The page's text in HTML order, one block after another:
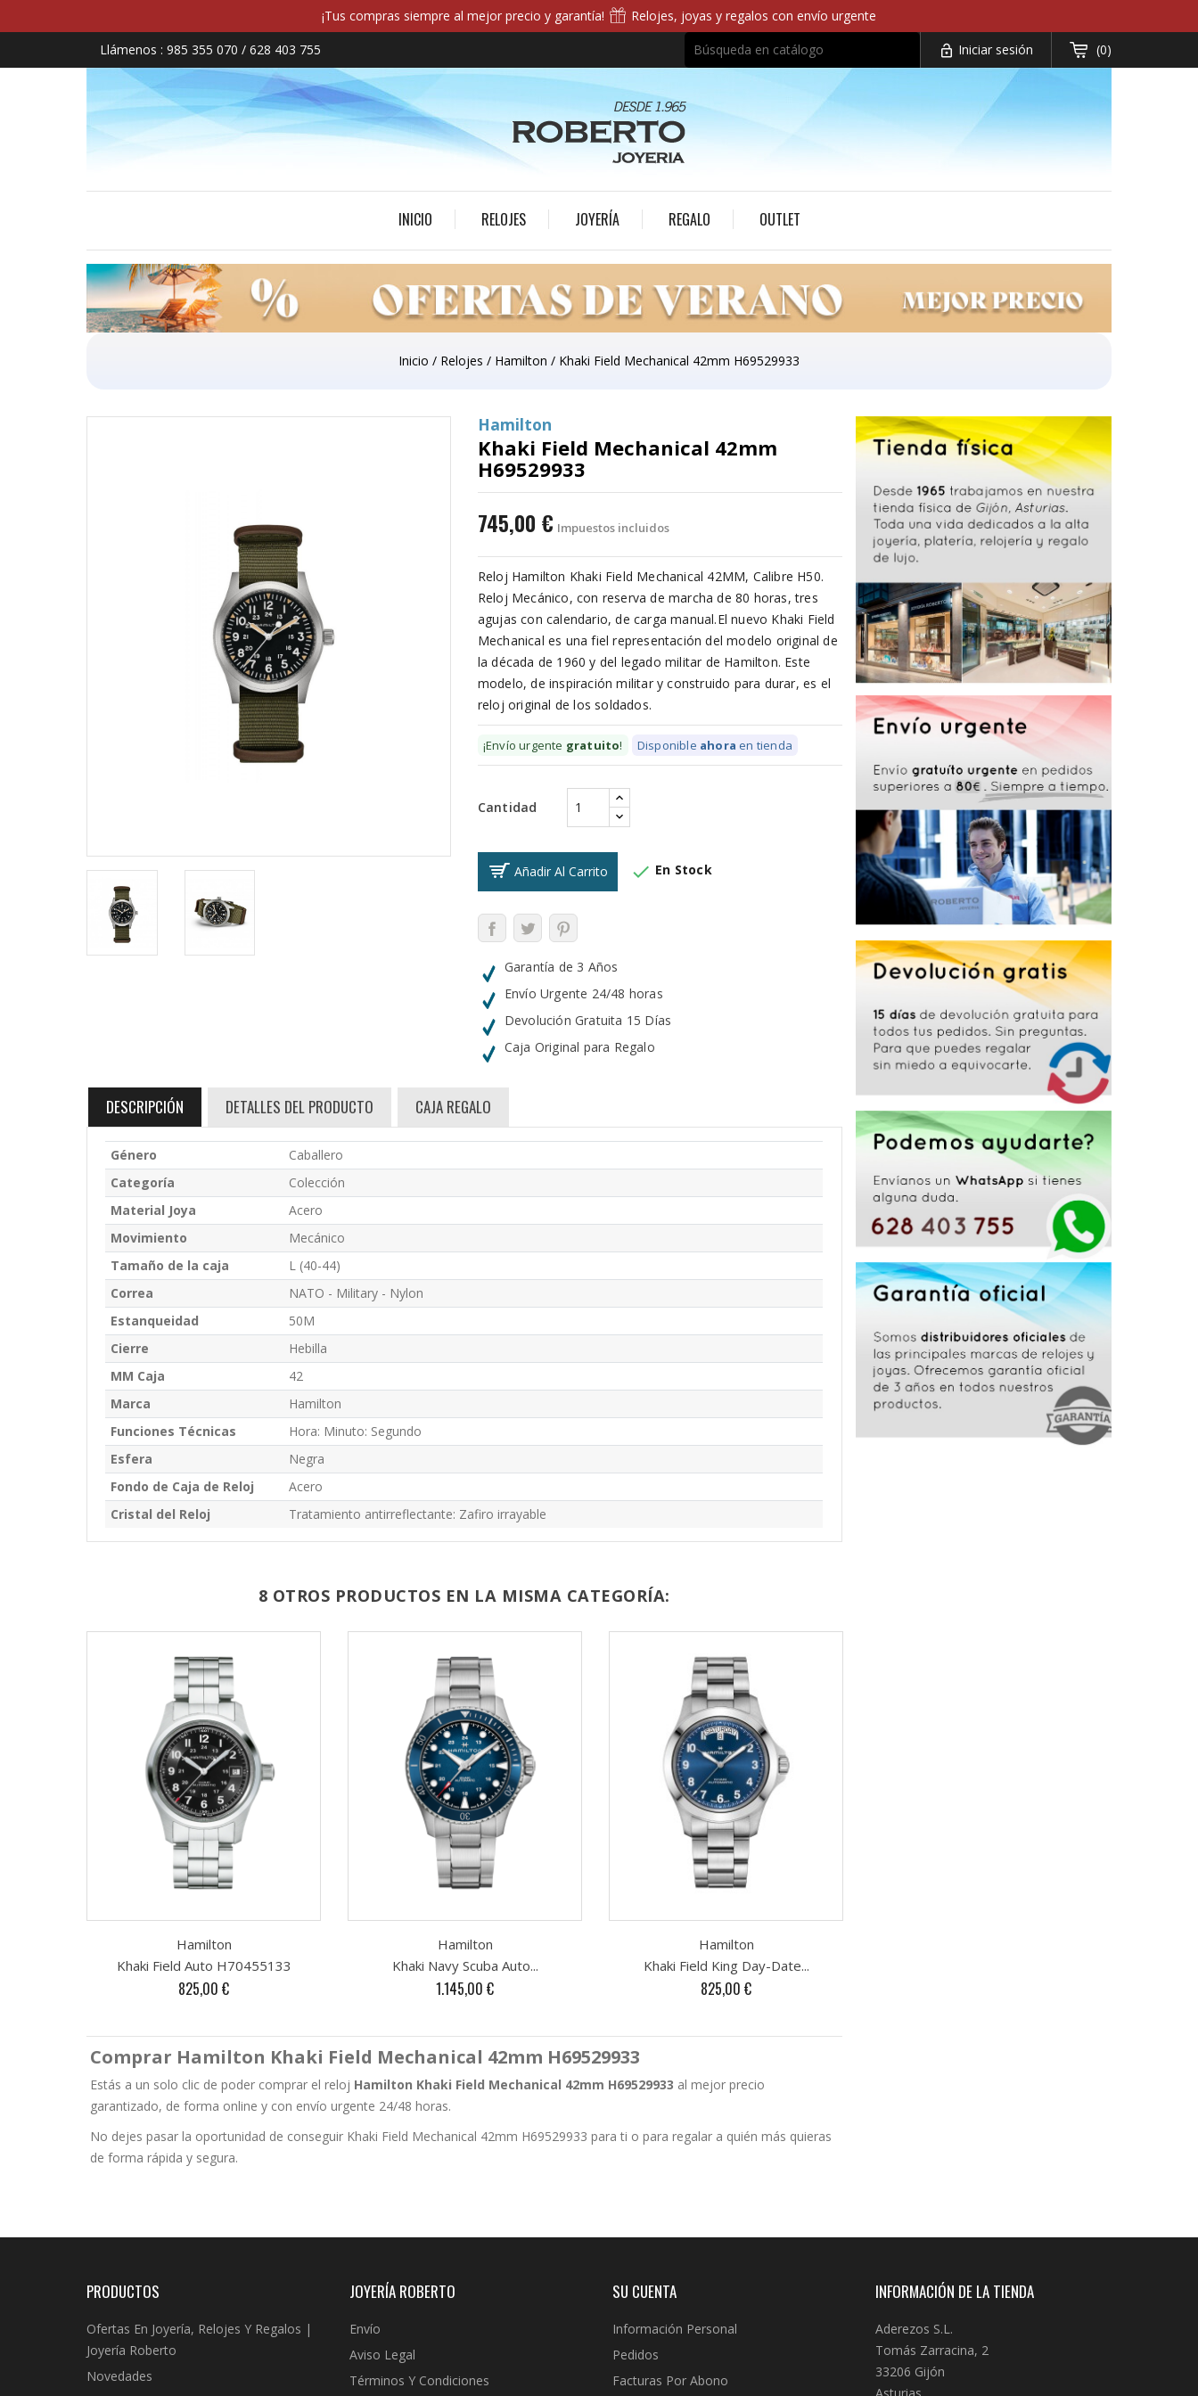
¡Tus compras siempre al mejor precio y garantía!
Relojes, joyas y regalos con envío urgente
Llámenos : 985 355 070 / 628 403 755  Iniciar sesión (0)
INICIO RELOJES JOYERÍA REGALO OUTLET
Inicio Relojes Hamilton Khaki Field Mechanical 42mm H69529933
Hamilton
Khaki Field Mechanical 42mm
H69529933
745,00 € Impuestos incluidos
Reloj Hamilton Khaki Field Mechanical 42MM, Calibre H50.
Reloj Mecánico, con reserva de marcha de 80 horas, tres
agujas con calendario, de carga manual.El nuevo Khaki Field
Mechanical es una fiel representación del modelo original de
la década de 1960 y del legado militar de Hamilton. Este
modelo, de inspiración militar y construido para durar, es el
reloj original de los soldados.
¡Envío urgente gratuito! Disponible ahora en tienda
Cantidad
Añadir Al Carrito  En Stock
Garantía de 3 Años
Envío Urgente 24/48 horas
Devolución Gratuita 15 Días
Caja Original para Regalo
DESCRIPCIÓN DETALLES DEL PRODUCTO CAJA REGALO
Género
Caballero
Categoría
Colección
Material Joya
Acero
Movimiento
Mecánico
Tamaño de la caja
L (40-44)
Correa
NATO - Military - Nylon
Estanqueidad
50M
Cierre
Hebilla
MM Caja
42
Marca
Hamilton
Funciones Técnicas
Hora: Minuto: Segundo
Esfera
Negra
Fondo de Caja de Reloj
Acero
Cristal del Reloj
Tratamiento antirreflectante: Zafiro irrayable
8 OTROS PRODUCTOS EN LA MISMA CATEGORÍA:
Hamilton
Khaki Field Auto H70455133
Precio
825,00 €
Hamilton
Khaki Navy Scuba Auto...
Precio
1.145,00 €
Hamilton
Khaki Field King Day-Date...
Precio
825,00 €
Comprar Hamilton Khaki Field Mechanical 42mm H69529933
Estás a un solo clic de poder comprar el reloj Hamilton Khaki Field Mechanical 42mm H69529933 al mejor precio
garantizado, de forma online y con envío urgente 24/48 horas.
No dejes pasar la oportunidad de conseguir Khaki Field Mechanical 42mm H69529933 para ti o para regalar a quién más quieras
de forma rápida y segura.
PRODUCTOS
Ofertas En Joyería, Relojes Y Regalos |
Joyería Roberto
Novedades
JOYERÍA ROBERTO
Envío
Aviso Legal
Términos Y Condiciones
SU CUENTA
Información Personal
Pedidos
Facturas Por Abono
INFORMACIÓN DE LA TIENDA
Aderezos S.L.
Tomás Zarracina, 2
33206 Gijón